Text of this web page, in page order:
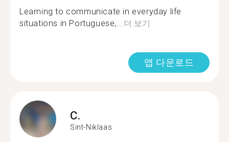
Learning to communicate in everyday life
situations in Portuguese,...더 보기
앱 다운로드
C.
Sint-Niklaas